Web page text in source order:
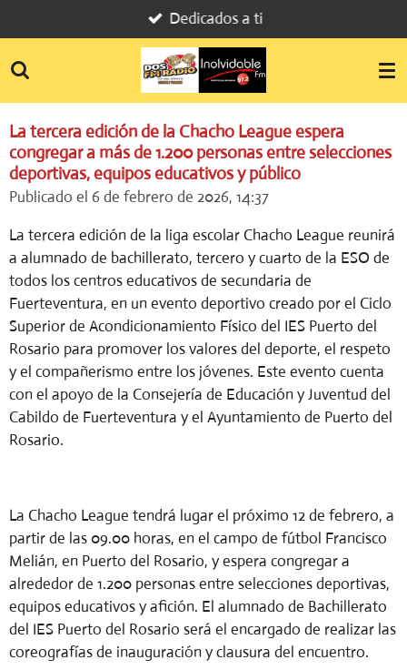
al
contenido
Dedicados a ti
La tercera edición de la Chacho League espera
congregar a más de 1.200 personas entre selecciones
deportivas, equipos educativos y público
Publicado el 6 de febrero de 2026, 14:37
La tercera edición de la liga escolar Chacho League reunirá
a alumnado de bachillerato, tercero y cuarto de la ESO de
todos los centros educativos de secundaria de
Fuerteventura, en un evento deportivo creado por el Ciclo
Superior de Acondicionamiento Físico del IES Puerto del
Rosario para promover los valores del deporte, el respeto
y el compañerismo entre los jóvenes. Este evento cuenta
con el apoyo de la Consejería de Educación y Juventud del
Cabildo de Fuerteventura y el Ayuntamiento de Puerto del
Rosario.
La Chacho League tendrá lugar el próximo 12 de febrero, a
partir de las 09.00 horas, en el campo de fútbol Francisco
Melián, en Puerto del Rosario, y espera congregar a
alrededor de 1.200 personas entre selecciones deportivas,
equipos educativos y afición. El alumnado de Bachillerato
del IES Puerto del Rosario será el encargado de realizar las
coreografías de inauguración y clausura del encuentro.